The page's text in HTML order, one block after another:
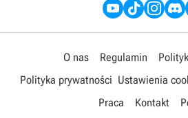
O nas Regulamin
Polityka prywatności Ustawienia
Praca
Kontakt